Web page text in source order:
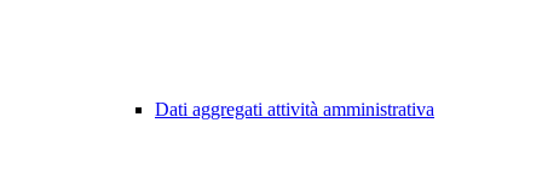
Dati aggregati attività amministrativa